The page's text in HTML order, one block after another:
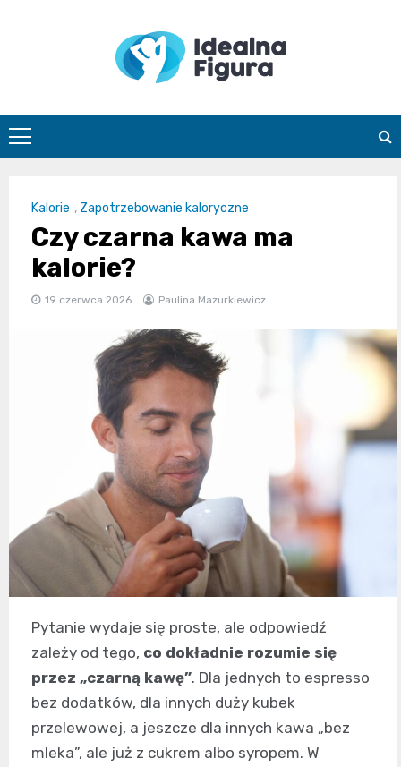
Kalorie , Zapotrzebowanie kaloryczne
Czy czarna kawa ma
kalorie?
19 czerwca 2026 Paulina Mazurkiewicz
Pytanie wydaje się proste, ale odpowiedź
zależy od tego, co dokładnie rozumie się
przez „czarną kawę”. Dla jednych to espresso
bez dodatków, dla innych duży kubek
przelewowej, a jeszcze dla innych kawa „bez
mleka”, ale już z cukrem albo syropem. W